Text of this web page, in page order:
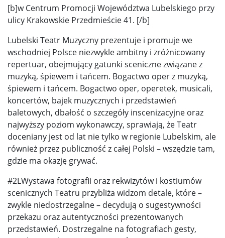
[b]w Centrum Promocji Województwa Lubelskiego przy
ulicy Krakowskie Przedmieście 41. [/b]
Lubelski Teatr Muzyczny prezentuje i promuje we
wschodniej Polsce niezwykle ambitny i zróżnicowany
repertuar, obejmujący gatunki sceniczne związane z
muzyką, śpiewem i tańcem. Bogactwo oper z muzyką,
śpiewem i tańcem. Bogactwo oper, operetek, musicali,
koncertów, bajek muzycznych i przedstawień
baletowych, dbałość o szczegóły inscenizacyjne oraz
najwyższy poziom wykonawczy, sprawiają, że Teatr
doceniany jest od lat nie tylko w regionie Lubelskim, ale
również przez publiczność z całej Polski – wszędzie tam,
gdzie ma okazję grywać.
#2LWystawa fotografii oraz rekwizytów i kostiumów
scenicznych Teatru przybliża widzom detale, które –
zwykle niedostrzegalne – decydują o sugestywności
przekazu oraz autentyczności prezentowanych
przedstawień. Dostrzegalne na fotografiach gesty,